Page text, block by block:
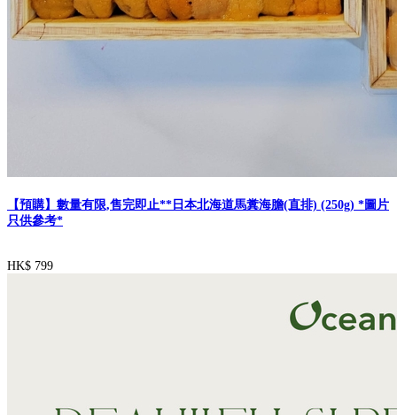
【預購】數量有限,售完即止**日本北海道馬糞海膽(直排) (250g) *圖片
只供參考*
HK$ 799